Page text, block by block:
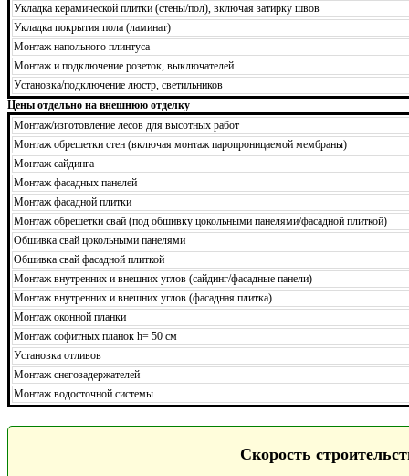
Укладка керамической плитки (стены/пол), включая затирку швов
Укладка покрытия пола (ламинат)
Монтаж напольного плинтуса
Монтаж и подключение розеток, выключателей
Установка/подключение люстр, светильников
Цены отдельно на внешнюю отделку
Монтаж/изготовление лесов для высотных работ
Монтаж обрешетки стен (включая монтаж паропроницаемой мембраны)
Монтаж сайдинга
Монтаж фасадных панелей
Монтаж фасадной плитки
Монтаж обрешетки свай (под обшивку цокольными панелями/фасадной плиткой)
Обшивка свай цокольными панелями
Обшивка свай фасадной плиткой
Монтаж внутренних и внешних углов (сайдинг/фасадные панели)
Монтаж внутренних и внешних углов (фасадная плитка)
Монтаж оконной планки
Монтаж софитных планок h= 50 см
Установка отливов
Монтаж снегозадержателей
Монтаж водосточной системы
Скорость